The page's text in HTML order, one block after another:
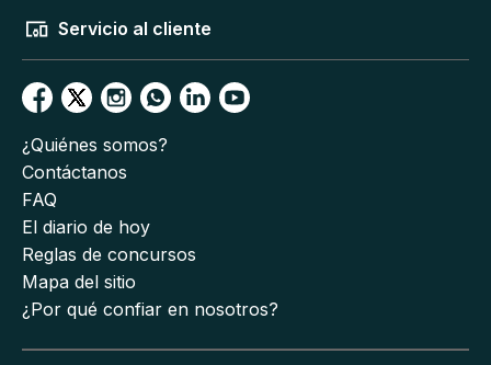
Servicio al cliente
¿Quiénes somos?
Contáctanos
FAQ
El diario de hoy
Reglas de concursos
Mapa del sitio
¿Por qué confiar en nosotros?